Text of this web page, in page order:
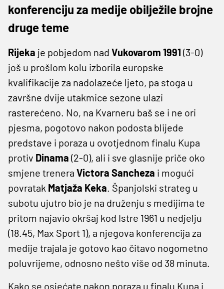
konferenciju za medije obilježile brojne
druge teme
Rijeka je pobjedom nad Vukovarom 1991 (3-0)
još u prošlom kolu izborila europske
kvalifikacije za nadolazeće ljeto, pa stoga u
završne dvije utakmice sezone ulazi
rasterećeno. No, na Kvarneru baš se i ne ori
pjesma, pogotovo nakon podosta blijede
predstave i poraza u ovotjednom finalu Kupa
protiv Dinama (2-0), ali i sve glasnije priče oko
smjene trenera Victora Sancheza i mogući
povratak Matjaža Keka. Španjolski strateg u
subotu ujutro bio je na druženju s medijima te
pritom najavio okršaj kod Istre 1961 u nedjelju
(18.45, Max Sport 1), a njegova konferencija za
medije trajala je gotovo kao čitavo nogometno
poluvrijeme, odnosno nešto više od 38 minuta.
Kako se osjećate nakon poraza u finalu Kupa i